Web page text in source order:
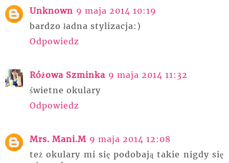
Unknown 9 maja 2014 10:19
bardzo ładna stylizacja:)
Odpowiedz
Różowa Szminka 9 maja 2014 11:32
świetne okulary
Odpowiedz
Mrs. Mani.M 9 maja 2014 12:08
też okulary mi się podobają takie nigdy się